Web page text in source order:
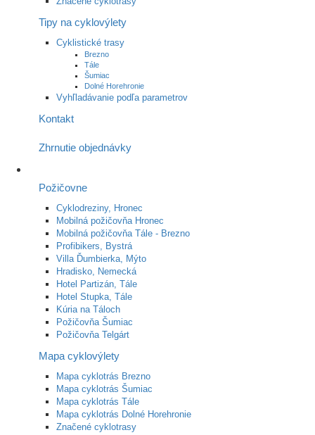
Tipy na cyklovýlety
Cyklistické trasy
Brezno
Tále
Šumiac
Dolné Horehronie
Vyhľladávanie podľa parametrov
Kontakt
Zhrnutie objednávky
Požičovne
Cyklodreziny, Hronec
Mobilná požičovňa Hronec
Mobilná požičovňa Tále - Brezno
Profibikers, Bystrá
Villa Ďumbierka, Mýto
Hradisko, Nemecká
Hotel Partizán, Tále
Hotel Stupka, Tále
Kúria na Táloch
Požičovňa Šumiac
Požičovňa Telgárt
Mapa cyklovýlety
Mapa cyklotrás Brezno
Mapa cyklotrás Šumiac
Mapa cyklotrás Tále
Mapa cyklotrás Dolné Horehronie
Značené cyklotrasy